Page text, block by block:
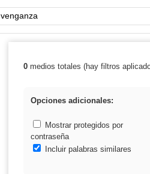
Palabra o frase:
Resultados de:
0medios totales (hay filtros
Opciones adicionales:
Mostrar protegidos por
contraseña
Incluir palabras similares